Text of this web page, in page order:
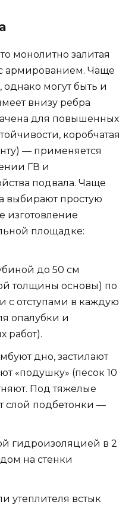
монолитно залитая
армированием. Чаще
однако могут быть и
внизу ребра
для повышенных
коробчатая
— применяется
ГВ и
подвала. Чаще
выбирают простую
изготовление
площадке:
до 50 см
толщины основы) по
с отступами в каждую
опалубки и
работ).
дно, застилают
«подушку» (песок 10
Под тяжелые
слой подбетонки —
гидроизоляцией в 2
на стенки
утеплителя встык